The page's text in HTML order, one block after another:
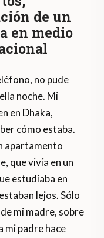
de un
en medio
no pude
noche. Mi
en Dhaka,
cómo estaba.
apartamento
que vivía en un
estudiaba en
lejos. Sólo
mi madre, sobre
mi padre hace